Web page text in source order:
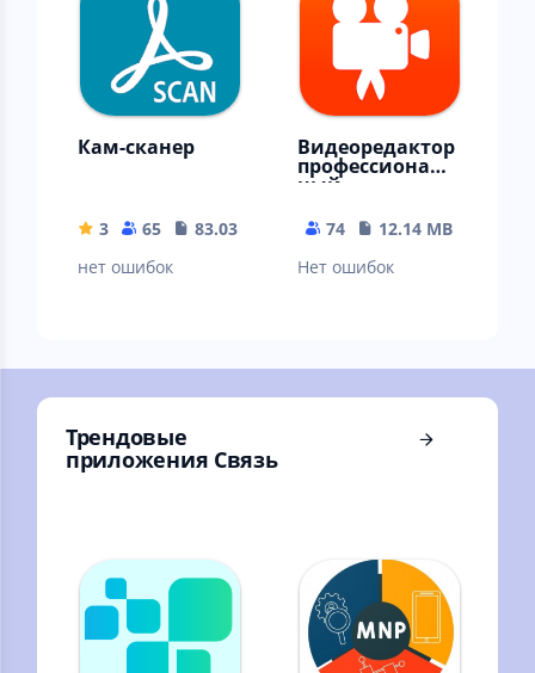
Кам-сканер
3 65
83.03 MB
нет ошибок
Видеоредактор
профессиональ
ный
74
12.14 MB
Нет ошибок
Трендовые
приложения Связь